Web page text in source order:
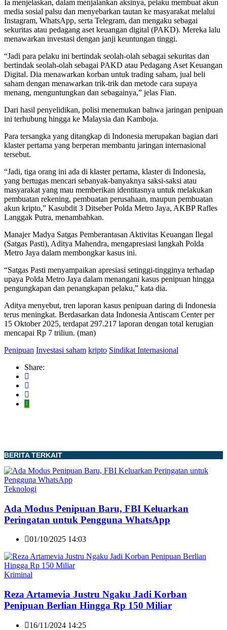
Ia menjelaskan, dalam menjalankan aksinya, pelaku membuat akun
media sosial palsu dan menyebarkan tautan ke masyarakat melalui
Instagram, WhatsApp, serta Telegram, dan mengaku sebagai
sekuritas atau pedagang aset keuangan digital (PAKD). Mereka lalu
menawarkan investasi dengan janji keuntungan tinggi.
“Jadi para pelaku ini bertindak seolah-olah sebagai sekuritas dan
bertindak seolah-olah sebagai PAKD atau Pedagang Aset Keuangan
Digital. Dia menawarkan korban untuk trading saham, jual beli
saham dengan menawarkan trik-trik dan metode cara supaya
menang, menguntungkan dan sebagainya,” jelas Fian.
Dari hasil penyelidikan, polisi menemukan bahwa jaringan penipuan
ini terhubung hingga ke Malaysia dan Kamboja.
Para tersangka yang ditangkap di Indonesia merupakan bagian dari
klaster pertama yang berperan membantu jaringan internasional
tersebut.
“Jadi, tiga orang ini ada di klaster pertama, klaster di Indonesia,
yang bertugas mencari sebanyak-banyaknya saksi-saksi atau
masyarakat yang mau memberikan identitasnya untuk melakukan
pembuatan rekening, pembuatan perusahaan, maupun pembuatan
akun kripto,” Kasubdit 3 Ditseber Polda Metro Jaya, AKBP Rafles
Langgak Putra, menambahkan.
Manajer Madya Satgas Pemberantasan Aktivitas Keuangan Ilegal
(Satgas Pasti), Aditya Mahendra, mengapresiasi langkah Polda
Metro Jaya dalam membongkar kasus ini.
“Satgas Pasti menyampaikan apresiasi setinggi-tingginya terhadap
upaya Polda Metro Jaya dalam menangani kasus penipuan hingga
pengungkapan dan penangkapan pelaku,” kata dia.
Aditya menyebut, tren laporan kasus penipuan daring di Indonesia
terus meningkat. Berdasarkan data Indonesia Antiscam Center per
15 Oktober 2025, terdapat 297.217 laporan dengan total kerugian
mencapai Rp 7 triliun. (man)
Penipuan Investasi saham kripto Sindikat Internasional
Share:
BERITA TERKAIT
Teknologi
Ada Modus Penipuan Baru, FBI Keluarkan
Peringatan untuk Pengguna WhatsApp
01/10/2025 14:03
Kriminal
Reza Artamevia Justru Ngaku Jadi Korban
Penipuan Berlian Hingga Rp 150 Miliar
16/11/2024 14:25